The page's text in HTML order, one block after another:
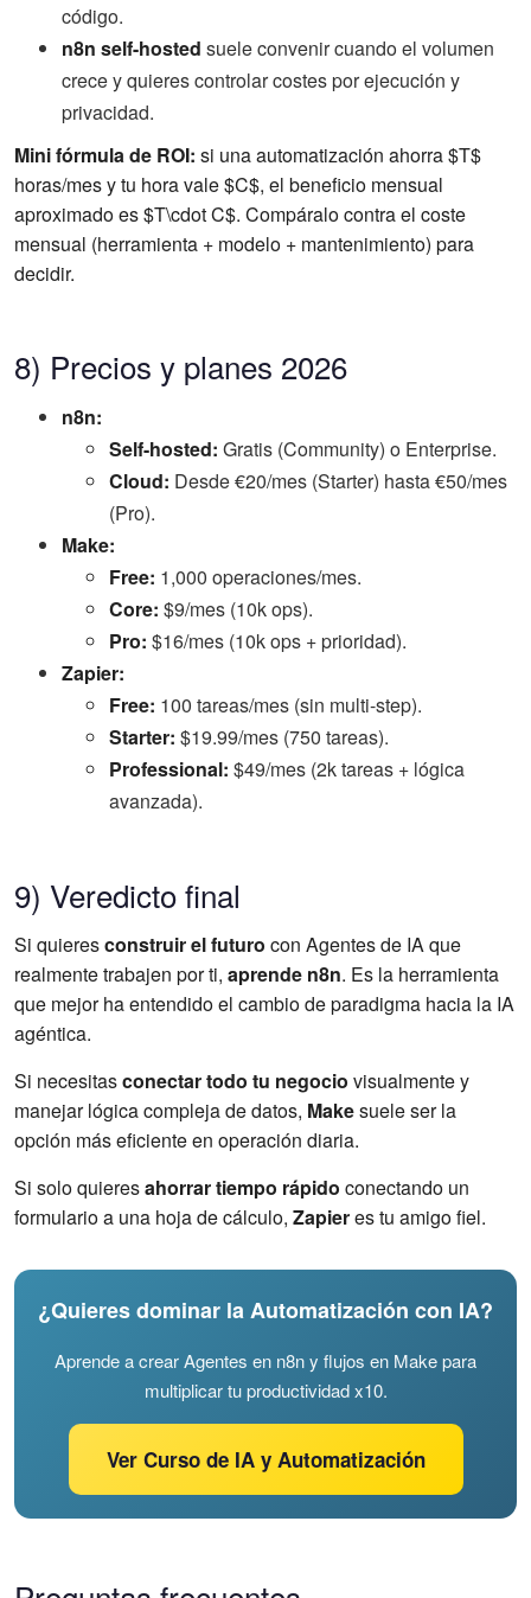
código.
n8n self-hosted suele convenir cuando el volumen
crece y quieres controlar costes por ejecución y
privacidad.
Mini fórmula de ROI: si una automatización ahorra $T$
horas/mes y tu hora vale $C$, el beneficio mensual
aproximado es $T\cdot C$. Compáralo contra el coste
mensual (herramienta + modelo + mantenimiento) para
decidir.
8) Precios y planes 2026
n8n:
Self-hosted: Gratis (Community) o Enterprise.
Cloud: Desde €20/mes (Starter) hasta €50/mes
(Pro).
Make:
Free: 1,000 operaciones/mes.
Core: $9/mes (10k ops).
Pro: $16/mes (10k ops + prioridad).
Zapier:
Free: 100 tareas/mes (sin multi-step).
Starter: $19.99/mes (750 tareas).
Professional: $49/mes (2k tareas + lógica
avanzada).
9) Veredicto final
Si quieresconstruir el futuro con Agentes de IA que
realmente trabajen por ti, aprende n8n. Es la herramienta
que mejor ha entendido el cambio de paradigma hacia la IA
agéntica.
Si necesitasconectar todo tu negocio visualmente y
manejar lógica compleja de datos, Makesuele ser la
opción más eficiente en operación diaria.
Si solo quieresahorrar tiempo rápido conectando un
formulario a una hoja de cálculo, Zapieres tu amigo fiel.
¿Quieres dominar la Automatización con IA?
Aprende a crear Agentes en n8n y flujos en Make para
multiplicar tu productividad x10.
Ver Curso de IA y Automatización